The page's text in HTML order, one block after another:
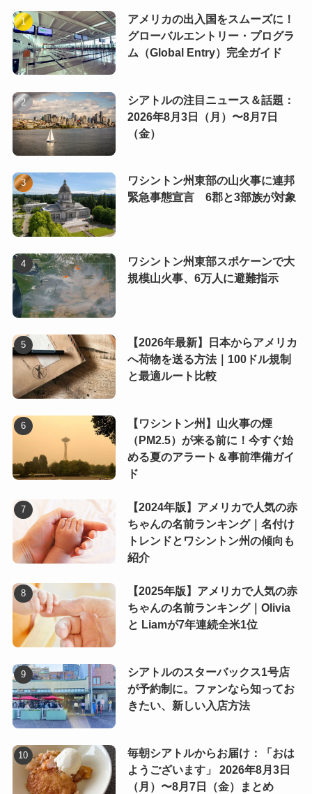
アメリカの出入国をスムーズに！
グローバルエントリー・プログラ
ム（Global Entry）完全ガイド
シアトルの注目ニュース＆話題：
2026年8月3日（月）〜8月7日
（金）
ワシントン州東部の山火事に連邦
緊急事態宣言 6郡と3部族が対象
ワシントン州東部スポケーンで大
規模山火事、6万人に避難指示
【2026年最新】日本からアメリカ
へ荷物を送る方法｜100ドル規制
と最適ルート比較
【ワシントン州】山火事の煙
（PM2.5）が来る前に！今すぐ始
める夏のアラート＆事前準備ガイ
ド
【2024年版】アメリカで人気の赤
ちゃんの名前ランキング｜名付け
トレンドとワシントン州の傾向も
紹介
【2025年版】アメリカで人気の赤
ちゃんの名前ランキング｜Olivia
と Liamが7年連続全米1位
シアトルのスターバックス1号店
が予約制に。ファンなら知ってお
きたい、新しい入店方法
毎朝シアトルからお届け：「おは
ようございます」 2026年8月3日
（月）〜8月7日（金）まとめ